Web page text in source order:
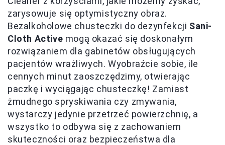
zarysowuje się optymistyczny obraz.
Bezalkoholowe chusteczki do dezynfekcji Sani-
Cloth Active mogą okazać się doskonałym
rozwiązaniem dla gabinetów obsługujących
pacjentów wrażliwych. Wyobraźcie sobie, ile
cennych minut zaoszczędzimy, otwierając
paczkę i wyciągając chusteczkę! Zamiast
żmudnego spryskiwania czy zmywania,
wystarczy jedynie przetrzeć powierzchnię, a
wszystko to odbywa się z zachowaniem
skuteczności oraz bezpieczeństwa dla